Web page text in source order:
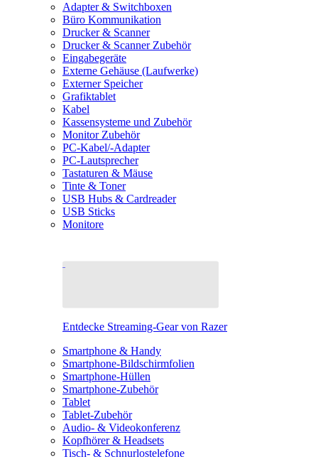
Adapter & Switchboxen
Büro Kommunikation
Drucker & Scanner
Drucker & Scanner Zubehör
Eingabegeräte
Externe Gehäuse (Laufwerke)
Externer Speicher
Grafiktablet
Kabel
Kassensysteme und Zubehör
Monitor Zubehör
PC-Kabel/-Adapter
PC-Lautsprecher
Tastaturen & Mäuse
Tinte & Toner
USB Hubs & Cardreader
USB Sticks
Monitore
Entdecke Streaming-Gear von Razer
Smartphone & Handy
Smartphone-Bildschirmfolien
Smartphone-Hüllen
Smartphone-Zubehör
Tablet
Tablet-Zubehör
Audio- & Videokonferenz
Kopfhörer & Headsets
Tisch- & Schnurlostelefone